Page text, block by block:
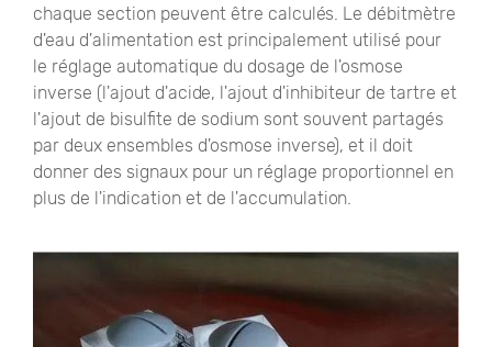
chaque section peuvent être calculés. Le débitmètre
d'eau d'alimentation est principalement utilisé pour
le réglage automatique du dosage de l'osmose
inverse (l'ajout d'acide, l'ajout d'inhibiteur de tartre et
l'ajout de bisulfite de sodium sont souvent partagés
par deux ensembles d'osmose inverse), et il doit
donner des signaux pour un réglage proportionnel en
plus de l'indication et de l'accumulation.